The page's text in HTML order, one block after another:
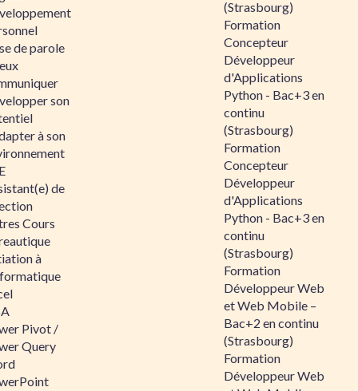
de parole
son
à son
de
Cours
à
Pivot /
Query
(Strasbourg)
Formation
Concepteur
Développeur
d'Applications
Python - Bac+3 en
continu
(Strasbourg)
Formation
Concepteur
Développeur
d'Applications
Python - Bac+3 en
continu
(Strasbourg)
Formation
Développeur Web
et Web Mobile –
Bac+2 en continu
(Strasbourg)
Formation
Développeur Web